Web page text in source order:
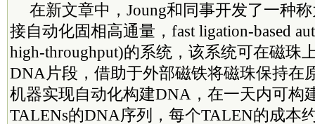
在新文章中，Joung和同事开发了一种
接自动化固相高通量，fast ligation-based
high-throughput)的系统，该系统可在磁珠
DNA片段，借助于外部磁铁将磁珠保持在
机器实现自动化构建DNA，在一天内可构
TALENs的DNA序列，每个TALEN的成本